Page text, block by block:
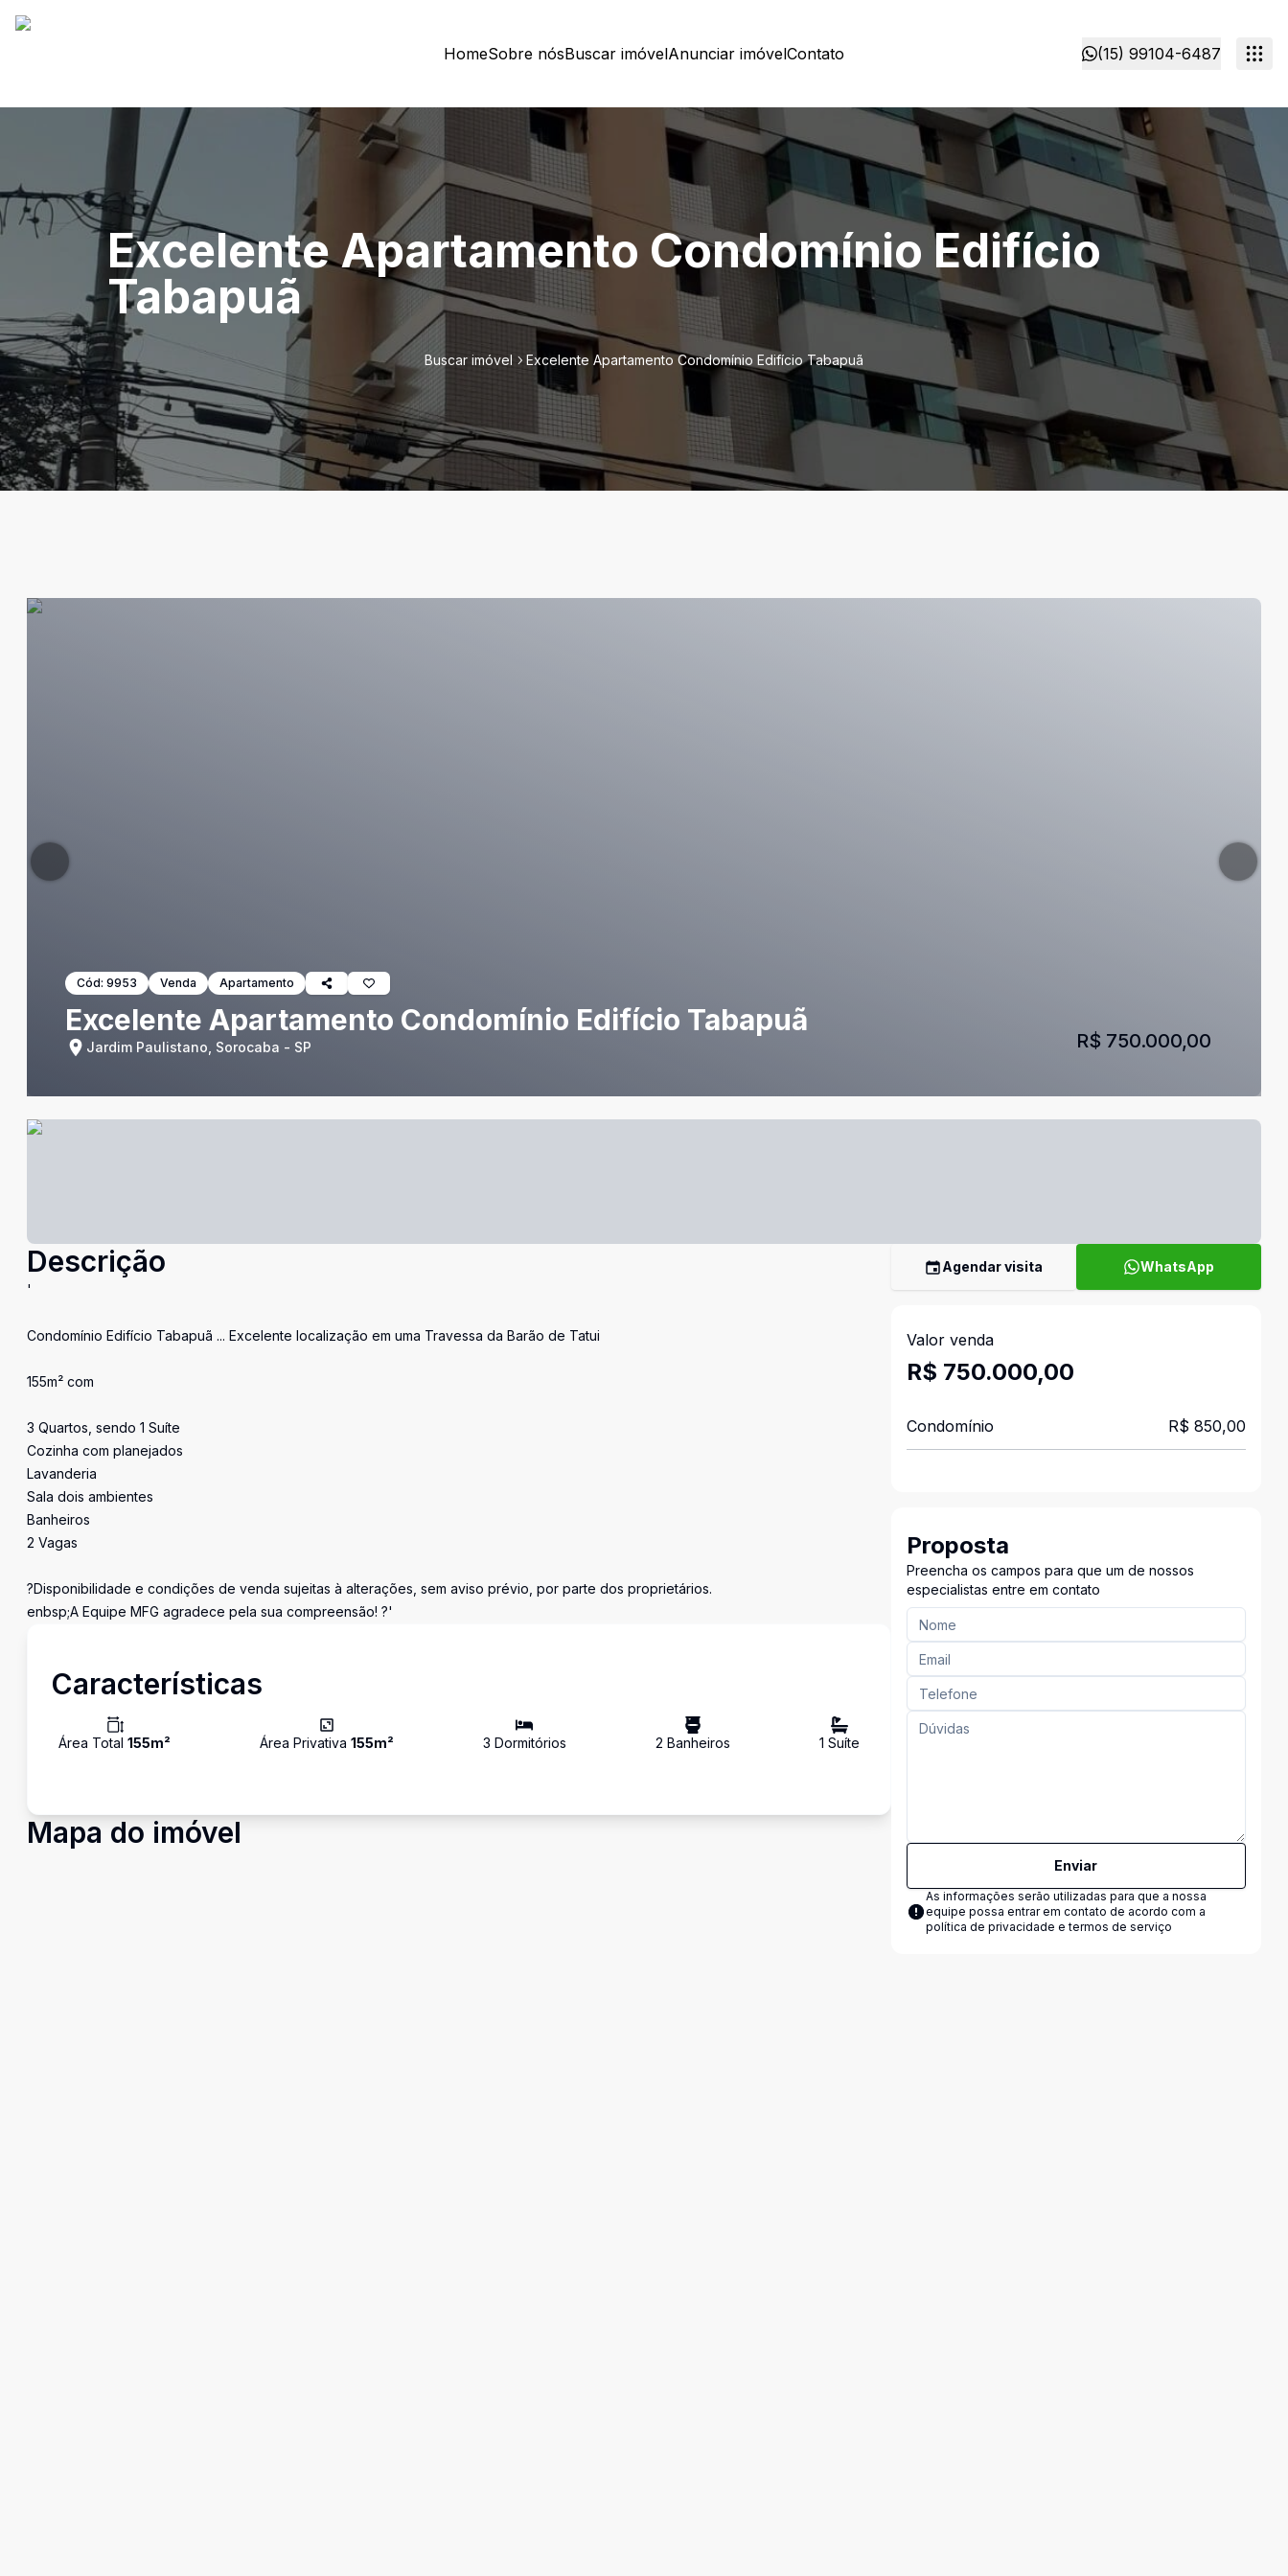
HomeSobre nósBuscar imóvelAnunciar imóvelContato (15) 99104-6487
Excelente Apartamento Condomínio Edifício
Tabapuã
Buscar imóvel Excelente Apartamento Condomínio Edifício Tabapuã
Cód: 9953 Venda Apartamento
Excelente Apartamento Condomínio Edifício Tabapuã
Jardim Paulistano, Sorocaba - SP R$ 750.000,00
Descrição
'
Condomínio Edifício Tabapuã ... Excelente localização em uma Travessa da Barão de Tatui
155m² com
3 Quartos, sendo 1 Suíte
Cozinha com planejados
Lavanderia
Sala dois ambientes
Banheiros
2 Vagas
?Disponibilidade e condições de venda sujeitas à alterações, sem aviso prévio, por parte dos proprietários.
enbsp;A Equipe MFG agradece pela sua compreensão! ?'
Características
Área Total 155m² Área Privativa 155m² 3 Dormitórios 2 Banheiros 1 Suíte
Mapa do imóvel
Agendar visita WhatsApp
Valor venda
R$ 750.000,00
Condomínio R$ 850,00
Proposta
Preencha os campos para que um de nossos
especialistas entre em contato
Enviar
As informações serão utilizadas para que a nossa
equipe possa entrar em contato de acordo com a
política de privacidade e termos de serviço